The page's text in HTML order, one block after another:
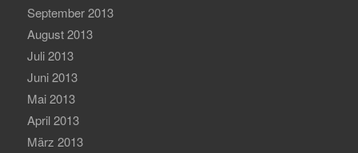
September 2013
August 2013
Juli 2013
Juni 2013
Mai 2013
April 2013
März 2013